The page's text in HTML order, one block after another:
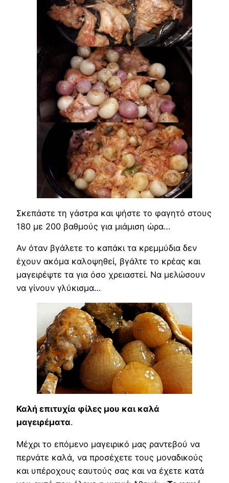
Σκεπάστε τη γάστρα και ψήστε το φαγητό στους
180 με 200 βαθμούς για μιάμιση ώρα…
Αν όταν βγάλετε το καπάκι τα κρεμμύδια δεν
έχουν ακόμα καλοψηθεί, βγάλτε το κρέας και
μαγειρέψτε τα για όσο χρειαστεί. Να μελώσουν
να γίνουν γλύκισμα…
Καλή επιτυχία φίλες μου και καλά
μαγειρέματα.
Μέχρι το επόμενο μαγειρικό μας ραντεβού να
περνάτε καλά, να προσέχετε τους μοναδικούς
και υπέροχους εαυτούς σας και να έχετε κατά